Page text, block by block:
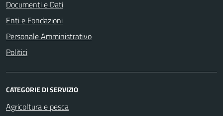
Documenti e Dati
Enti e Fondazioni
Personale Amministrativo
Politici
CATEGORIE DI SERVIZIO
Agricoltura e pesca